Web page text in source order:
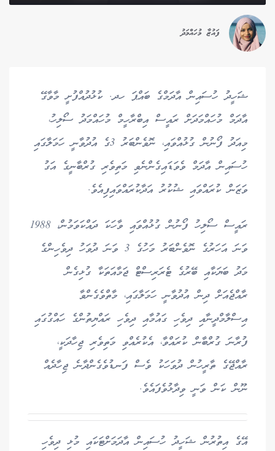
ފައުޒާ މުހައްމަދު
ޝަހީދު ހުސައިން އާދަމްގެ ބައްޕަ ހދ. ކުޅުދުއްފުށީ މާވާގޭ
އާދަމް މުހައްމަދަށް ރައީސް އިބްރާހީމް މުހައްމަދު ސޯލިހު،
މިއަދު ފޯނުން ގުޅުއްވައި، ނޮވެންބަރު 3ގެ އުދުވާނީ ހަމަލާގައި
ހުސައިން އާދަމް ވެވަޑައިގެންނެވި މަތިވެރި ގުރްބާނީގެ އަގު
ވަޒަން ކުރައްވައި ޝުކުރު އަދާކުރައްވައިފިއެވެ.
ރައީސް ސޯލިހު ފޯނުން ގުޅުއްވައި ވާހަކަ ދައްކަވަމުން، 1988
ވަނަ އަހަރުގެ ނޮވެންބަރު މަހުގެ 3 ވަނަ ދުވަހު ދިވެހިންގެ
މަދު ބަޔަކާއި ބޭރުގެ ޓެރަރިސްޓް ޖަމާއަތަކާ ގުޅިގެން
ރާއްޖެއަށް ދިން އުދުވާނީ ހަމަލާގައި، މާތްވެގެންވާ
އިސްލާމްދީނާއި ދިވެހި ގައުމާއި ދިވެހި ރައްޔިތުންގެ ހައްގުގައި
ފުރާނަ ގުރްބާން ކުރައްވާ، އެކުރެއްވި މަތިވެރި ޖިހާދަކީ،
ރާއްޖޭގެ ތާރީހުން ދުވަހަކު ވެސް ފަނޑުވެގެންދާނެ ޖިހާދެއް
ނޫން ކަން ވަނީ ވިދާޅުވެފައެވެ.
އޭގެ އިތުރުން ޝަހީދު ހުސައިން އާދަމަށްޓަކައި މުޅި ދިވެހި